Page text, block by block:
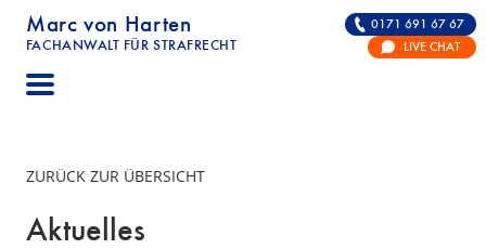
Marc von Harten
FACHANWALT FÜR STRAFRECHT
STRAFRECHT | RECHTSANWALT FÜR DIE
0171 691 67 67
LIVE CHAT
ZURÜCK ZUR ÜBERSICHT
Aktuelles